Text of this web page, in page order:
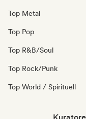
Top Metal
Top Pop
Top R&B/Soul
Top Rock/Punk
Top World / Spirituell